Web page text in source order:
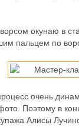
окунаю в
пальцем по
очень
Поэтому в
Алисы